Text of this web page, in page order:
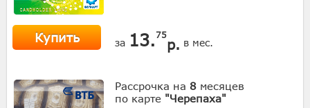
Купить за 13. 75
р. в мес.
Рассрочка на 8 месяцев
по карте "Черепаха"